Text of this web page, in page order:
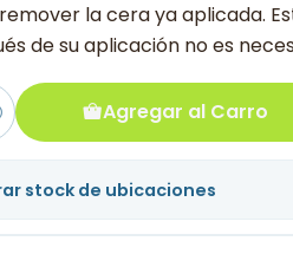
la cera ya aplicada.
de su aplicación no es
Agregar al Carro
stock de ubicaciones